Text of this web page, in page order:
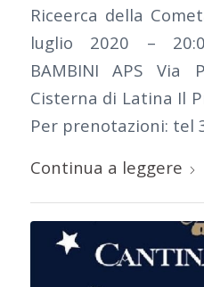
Riceerca della
luglio 2020 –
BAMBINI APS Via
Cisterna di Latina Il
Per prenotazioni: tel
Continua a leggere